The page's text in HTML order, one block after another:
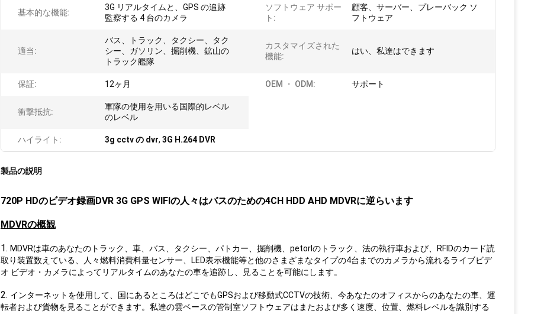
基本的な機能:
3G リアルタイムと、GPS の追跡
監察する 4 台のカメラ
ソフトウェア サポー
ト:
顧客、サーバー、プレーバック ソ
フトウェア
適当:
バス、トラック、タクシー、タク
シー、ガソリン、掘削機、鉱山の
トラック艦隊
カスタマイズされた
機能:
はい、私達はできます
保証: 12ヶ月 OEM ・ ODM: サポート
衝撃抵抗:
軍隊の使用を用いる国際的レベル
のレベル
ハイライト: 3g cctv の dvr, 3G H.264 DVR
製品の説明
720P HDのビデオ録画DVR 3G GPS WIFIの人々はバスのための4CH HDD AHD MDVRに逆らいます
MDVRの概観
1. MDVRは車のあなたのトラック、車、バス、タクシー、パトカー、掘削機、petorlのトラック、法の執行車および、RFIDのカード読
取り装置数えている、人々燃料消費料量センサー、LED表示機能等と他のさまざまなタイプの4台までのカメラから流れるライブビデ
オ ビデオ・カメラによってリアルタイムのあなたの車を追跡し、見ることを可能にします。
2. インターネットを使用して、国にあるところはどこでもGPSおよび移動式CCTVの技術、今あなたのオフィスからのあなたの車、運
転者および貨物を見ることができます。私達の雲ベースの管制室ソフトウェアはまたおよび多く速度、位置、燃料レベルを識別する